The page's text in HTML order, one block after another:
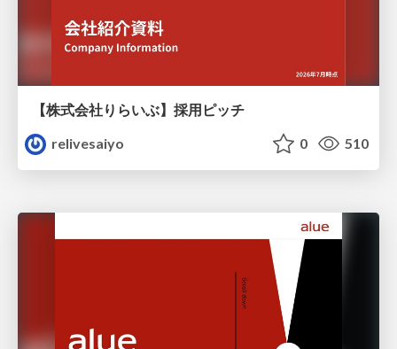
【株式会社りらいぶ】採用ピッチ
relivesaiyo
0 510